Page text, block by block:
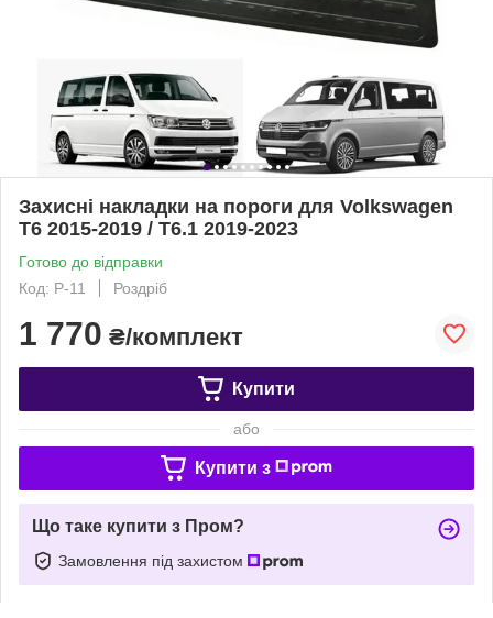
Захисні накладки на пороги для Volkswagen
T6 2015-2019 / T6.1 2019-2023
Готово до відправки
Код: P-11
Роздріб
1 770 ₴/комплект
Купити
або
Купити з
Що таке купити з Пром?
Замовлення під захистом